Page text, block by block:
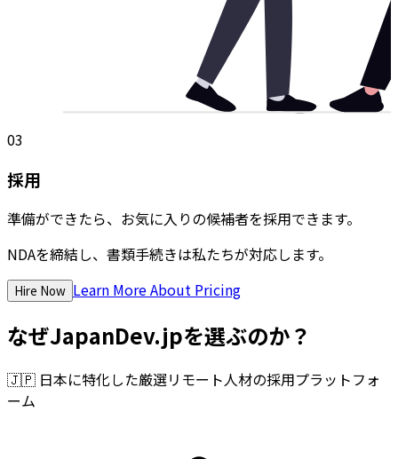
03
採用
準備ができたら、お気に入りの候補者を採用できます。
NDAを締結し、書類手続きは私たちが対応します。
Hire Now Learn More About Pricing
なぜJapanDev.jpを選ぶのか？
🇯🇵 日本に特化した厳選リモート人材の採用プラットフォ
ーム